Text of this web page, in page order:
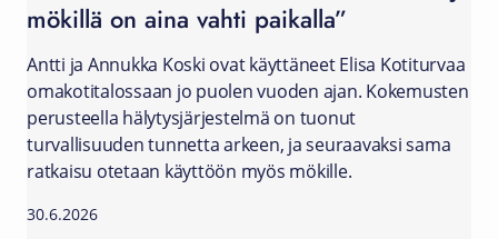
mökillä on aina vahti paikalla”
Antti ja Annukka Koski ovat käyttäneet Elisa Kotiturvaa
omakotitalossaan jo puolen vuoden ajan. Kokemusten
perusteella hälytysjärjestelmä on tuonut
turvallisuuden tunnetta arkeen, ja seuraavaksi sama
ratkaisu otetaan käyttöön myös mökille.
30.6.2026